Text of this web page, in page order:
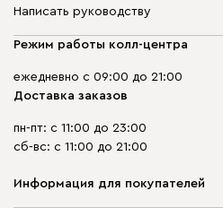
Написать руководству
Режим работы колл-центра
ежедневно с 09:00 до 21:00
Доставка заказов
пн-пт: с 11:00 до 23:00
сб-вс: с 11:00 до 21:00
Информация для покупателей